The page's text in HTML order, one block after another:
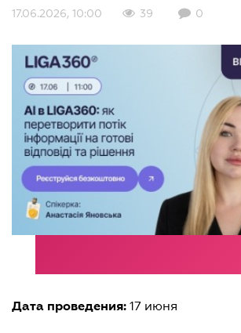
17.06.2026, 10:00 39 0
Дата проведения: 17 июня